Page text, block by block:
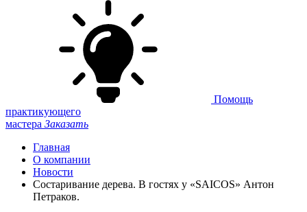
Помощь
практикующего
мастера Заказать
Главная
О компании
Новости
Состаривание дерева. В гостях у «SAICOS» Антон
Петраков.